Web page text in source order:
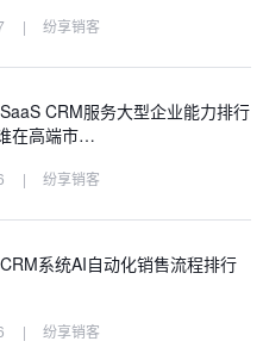
| 纷享销客
CRM服务大型企业能力排行
在高端市…
| 纷享销客
系统AI自动化销售流程排行
| 纷享销客